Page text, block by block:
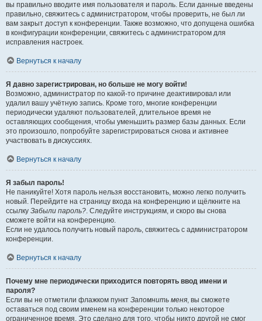
вы правильно вводите имя пользователя и пароль. Если данные введены
правильно, свяжитесь с администратором, чтобы проверить, не был ли
вам закрыт доступ к конференции. Также возможно, что допущена ошибка
в конфигурации конференции, свяжитесь с администратором для
исправления настроек.
Вернуться к началу
Я давно зарегистрирован, но больше не могу войти!
Возможно, администратор по какой-то причине деактивировал или
удалил вашу учётную запись. Кроме того, многие конференции
периодически удаляют пользователей, длительное время не
оставляющих сообщения, чтобы уменьшить размер базы данных. Если
это произошло, попробуйте зарегистрироваться снова и активнее
участвовать в дискуссиях.
Вернуться к началу
Я забыл пароль!
Не паникуйте! Хотя пароль нельзя восстановить, можно легко получить
новый. Перейдите на страницу входа на конференцию и щёлкните на
ссылку Забыли пароль?. Следуйте инструкциям, и скоро вы снова
сможете войти на конференцию.
Если не удалось получить новый пароль, свяжитесь с администратором
конференции.
Вернуться к началу
Почему мне периодически приходится повторять ввод имени и
пароля?
Если вы не отметили флажком пункт Запомнить меня, вы сможете
оставаться под своим именем на конференции только некоторое
ограниченное время. Это сделано для того, чтобы никто другой не смог